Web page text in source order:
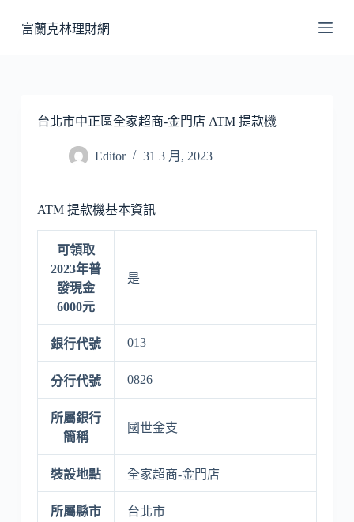
至
富蘭克林理財網
台北市中正區全家超商-金門店 ATM 提款機
Editor 31 3 月, 2023
ATM 提款機基本資訊
可領取
2023年普
發現金
6000元
是
銀行代號 013
分行代號 0826
所屬銀行
簡稱
國世金支
裝設地點 全家超商-金門店
所屬縣市 台北市